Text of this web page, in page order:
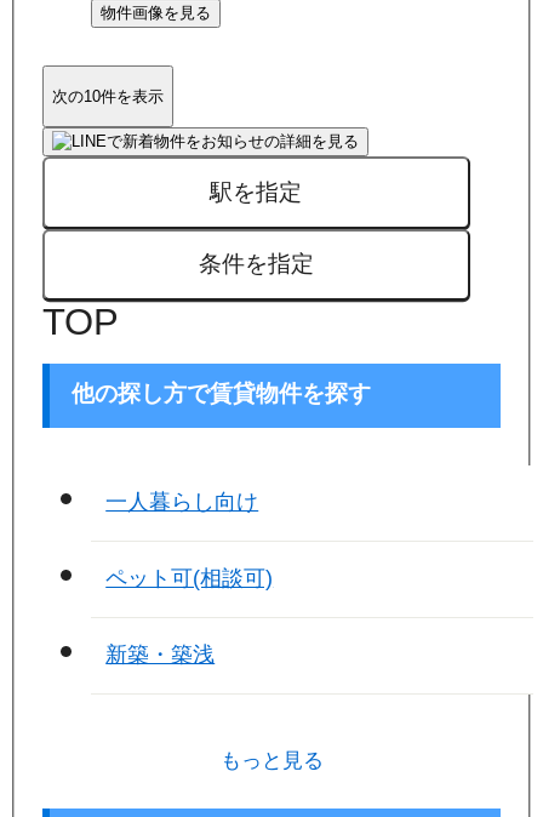
物件画像を見る
次の10件を表示
駅を指定
条件を指定
TOP
他の探し方で賃貸物件を探す
一人暮らし向け
ペット可(相談可)
新築・築浅
もっと見る